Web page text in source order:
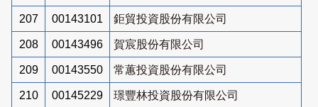
207 00143101 鉅貿投資股份有限公司
208 00143496 賀宸股份有限公司
209 00143550 常蕙投資股份有限公司
210 00145229 璟豐林投資股份有限公司